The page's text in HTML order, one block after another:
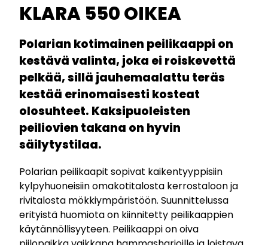
KLARA 550 OIKEA
Polarian kotimainen peilikaappi on
kestävä valinta, joka ei roiskevettä
pelkää, sillä jauhemaalattu teräs
kestää erinomaisesti kosteat
olosuhteet. Kaksipuoleisten
peiliovien takana on hyvin
säilytystilaa.
Polarian peilikaapit sopivat kaikentyyppisiin
kylpyhuoneisiin omakotitalosta kerrostaloon ja
rivitalosta mökkiympäristöön. Suunnittelussa
erityistä huomiota on kiinnitetty peilikaappien
käytännöllisyyteen. Peilikaappi on oiva